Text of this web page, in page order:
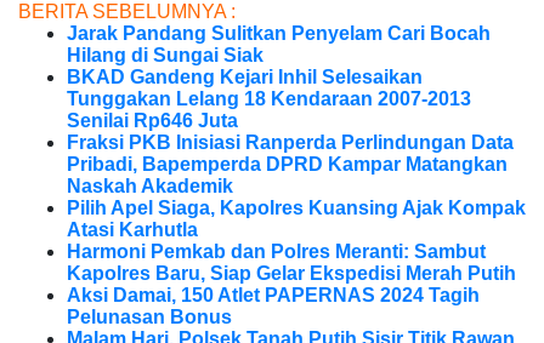
BERITA SEBELUMNYA :
Jarak Pandang Sulitkan Penyelam Cari Bocah
Hilang di Sungai Siak
BKAD Gandeng Kejari Inhil Selesaikan
Tunggakan Lelang 18 Kendaraan 2007-2013
Senilai Rp646 Juta
Fraksi PKB Inisiasi Ranperda Perlindungan Data
Pribadi, Bapemperda DPRD Kampar Matangkan
Naskah Akademik
Pilih Apel Siaga, Kapolres Kuansing Ajak Kompak
Atasi Karhutla
Harmoni Pemkab dan Polres Meranti: Sambut
Kapolres Baru, Siap Gelar Ekspedisi Merah Putih
Aksi Damai, 150 Atlet PAPERNAS 2024 Tagih
Pelunasan Bonus